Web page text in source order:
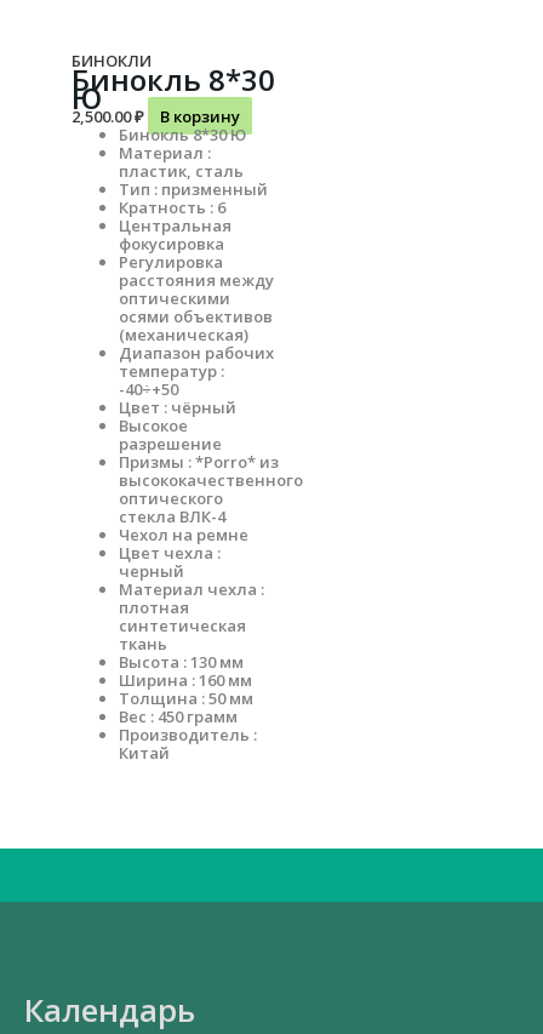
БИНОКЛИ
Бинокль 8*30
Ю
2,500.00₽
В корзину
Бинокль 8*30 Ю
Материал :
пластик, сталь
Тип : призменный
Кратность : 6
Центральная
фокусировка
Регулировка
расстояния между
оптическими
осями объективов
(механическая)
Диапазон рабочих
температур :
-40÷+50
Цвет : чёрный
Высокое
разрешение
Призмы : *Porro* из
высококачественного
оптического
стекла ВЛК-4
Чехол на ремне
Цвет чехла :
черный
Материал чехла :
плотная
синтетическая
ткань
Высота : 130 мм
Ширина : 160 мм
Толщина : 50 мм
Вес : 450 грамм
Производитель :
Китай
Календарь